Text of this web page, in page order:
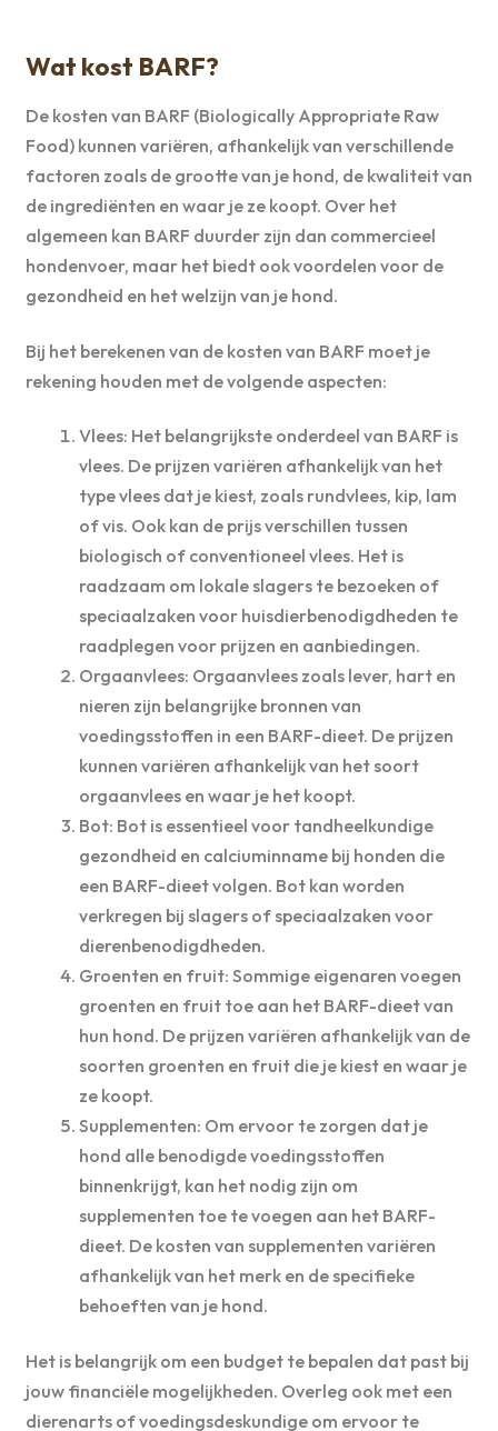
Wat kost BARF?
De kosten van BARF (Biologically Appropriate Raw
Food) kunnen variëren, afhankelijk van verschillende
factoren zoals de grootte van je hond, de kwaliteit van
de ingrediënten en waar je ze koopt. Over het
algemeen kan BARF duurder zijn dan commercieel
hondenvoer, maar het biedt ook voordelen voor de
gezondheid en het welzijn van je hond.
Bij het berekenen van de kosten van BARF moet je
rekening houden met de volgende aspecten:
Vlees: Het belangrijkste onderdeel van BARF is
vlees. De prijzen variëren afhankelijk van het
type vlees dat je kiest, zoals rundvlees, kip, lam
of vis. Ook kan de prijs verschillen tussen
biologisch of conventioneel vlees. Het is
raadzaam om lokale slagers te bezoeken of
speciaalzaken voor huisdierbenodigdheden te
raadplegen voor prijzen en aanbiedingen.
Orgaanvlees: Orgaanvlees zoals lever, hart en
nieren zijn belangrijke bronnen van
voedingsstoffen in een BARF-dieet. De prijzen
kunnen variëren afhankelijk van het soort
orgaanvlees en waar je het koopt.
Bot: Bot is essentieel voor tandheelkundige
gezondheid en calciuminname bij honden die
een BARF-dieet volgen. Bot kan worden
verkregen bij slagers of speciaalzaken voor
dierenbenodigdheden.
Groenten en fruit: Sommige eigenaren voegen
groenten en fruit toe aan het BARF-dieet van
hun hond. De prijzen variëren afhankelijk van de
soorten groenten en fruit die je kiest en waar je
ze koopt.
Supplementen: Om ervoor te zorgen dat je
hond alle benodigde voedingsstoffen
binnenkrijgt, kan het nodig zijn om
supplementen toe te voegen aan het BARF-
dieet. De kosten van supplementen variëren
afhankelijk van het merk en de specifieke
behoeften van je hond.
Het is belangrijk om een ​​budget te bepalen dat past bij
jouw financiële mogelijkheden. Overleg ook met een
dierenarts of voedingsdeskundige om ervoor te